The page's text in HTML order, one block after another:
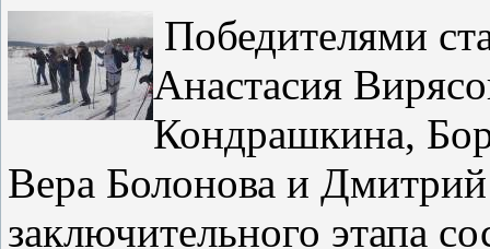
Победителями
Анастасия
Кондрашкина,
Вера Болонова и
заключительного этапа